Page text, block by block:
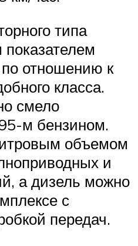
типа
отношению к
класса.
смело
м бензином.
объемом
и
а дизель можно
с
передач.